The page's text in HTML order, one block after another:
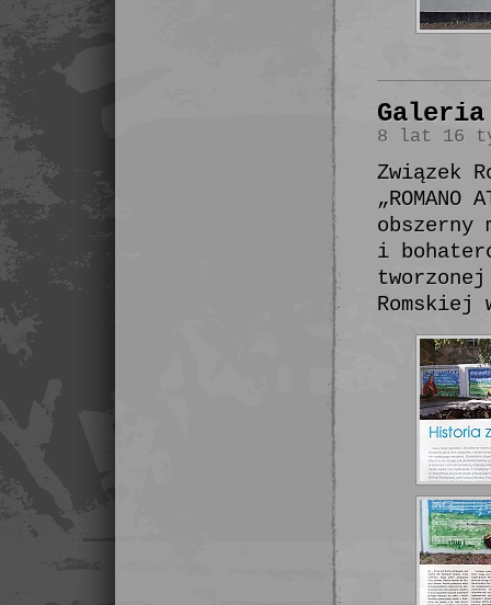
Galeria
8 lat 16
Związek
„ROMANO
obszerny
i
Romskiej